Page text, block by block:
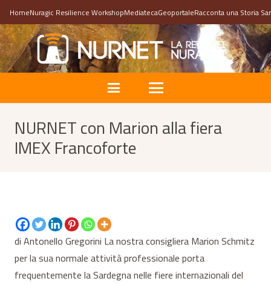
HomeNuragic Resilience WorkshopMediatecaGeoportaleRacconta una Storia
NURNET con Marion alla fiera
IMEX Francoforte
di Antonello Gregorini La nostra consigliera Marion Schmitz
per la sua normale attività professionale porta
frequentemente la Sardegna nelle fiere internazionali del